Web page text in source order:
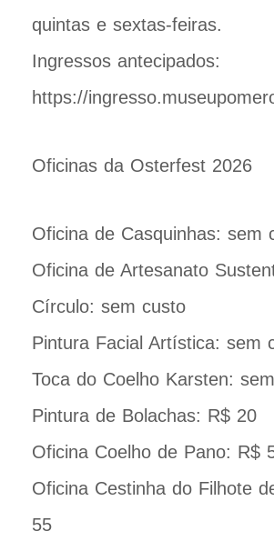
quintas e sextas-feiras.
Ingressos antecipados:
https://
Oficinas da Osterfest 2026
Oficina de Casquinhas: sem
Oficina de Artesanato
Círculo: sem custo
Pintura Facial Artística: sem
Toca do Coelho Karsten:
Pintura de Bolachas: R$ 20
Oficina Coelho de Pano: R$
Oficina Cestinha do Filhote
55